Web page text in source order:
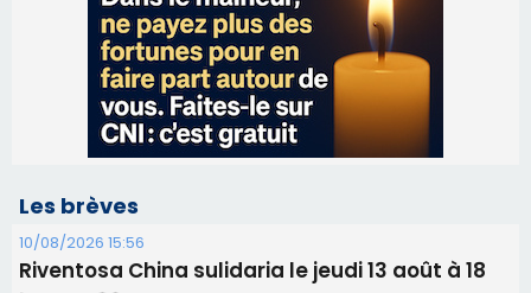
10/08/2026 15:56
Riventosa China sulidaria le jeudi 13 août à 18
heures 30
09/08/2026 16:04
Sénatoriales 2B – Jean-François Gaspari retire
09/08/2026 11:04
Festa di l’Associi Curtinesi le 13 septembre